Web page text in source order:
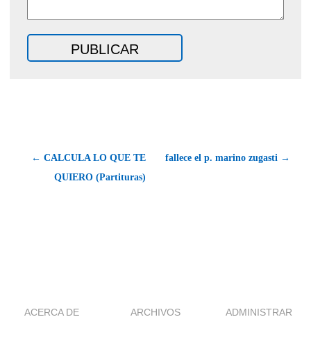
← CALCULA LO QUE TE
QUIERO (Partituras)
fallece el p. marino zugasti →
ACERCA DE ARCHIVOS ADMINISTRAR